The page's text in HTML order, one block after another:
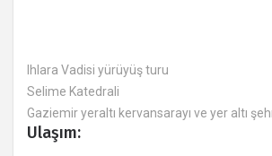
Ihlara Vadisi yürüyüş turu
Selime Katedrali
Gaziemir yeraltı kervansarayı ve yer altı
Ulaşım: